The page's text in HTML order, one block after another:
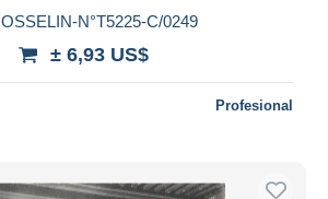
N°T5225-C/0249
± 6,93 US$
Profesional